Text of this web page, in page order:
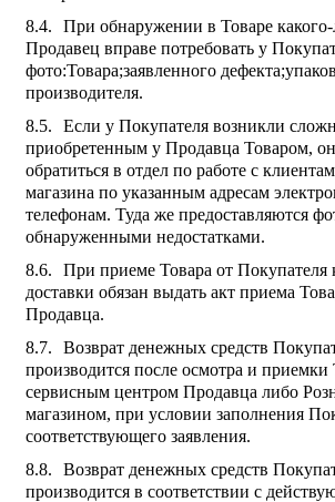
При обнаружении в Товаре какого-
Продавец вправе потребовать у
фото:Товара;заявленного
производителя.
Если у Покупателя возникли
приобретенным у Продавца Товаром,
обратиться в отдел по работе с
магазина по указанным адресам
телефонам. Туда же предоставляются
обнаруженными недостатками.
При приеме Товара от Покупателя
доставки обязан выдать акт приема
Продавца.
Возврат денежных средств
производится после осмотра и приемки
сервисным центром Продавца либо
магазином, при условии заполнения
соответствующего заявления.
Возврат денежных средств
производится в соответствии с